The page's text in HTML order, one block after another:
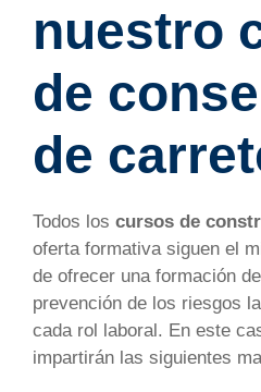
nuestro
de
de
Todos los cursos de
oferta formativa siguen el
de ofrecer una formación
prevención de los riesgos
cada rol laboral. En este
impartirán las siguientes